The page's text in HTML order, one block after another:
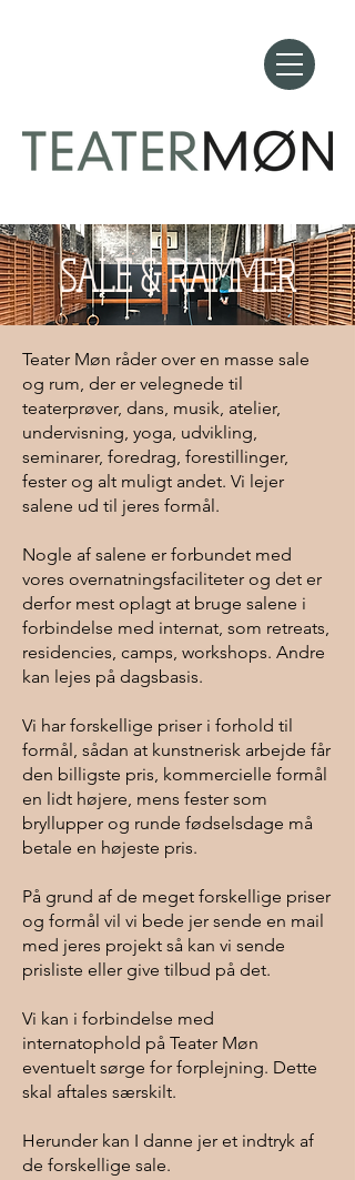
SALE & RAMMER
Teater Møn råder over en masse sale
og rum, der er velegnede til
teaterprøver, dans, musik, atelier,
undervisning, yoga, udvikling,
seminarer, foredrag, forestillinger,
fester og alt muligt andet. Vi lejer
salene ud til jeres formål.
Nogle af salene er forbundet med
vores overnatningsfaciliteter og det er
derfor mest oplagt at bruge salene i
forbindelse med internat, som retreats,
residencies, camps, workshops. Andre
kan lejes på dagsbasis.
Vi har forskellige priser i forhold til
formål, sådan at kunstnerisk arbejde får
den billigste pris, kommercielle formål
en lidt højere, mens fester som
bryllupper og runde fødselsdage må
betale en højeste pris.
På grund af de meget forskellige priser
og formål vil vi bede jer sende en mail
med jeres projekt så kan vi sende
prisliste eller give tilbud på det.
Vi kan i forbindelse med
internatophold på Teater Møn
eventuelt sørge for forplejning. Dette
skal aftales særskilt.
Herunder kan I danne jer et indtryk af
de forskellige sale.